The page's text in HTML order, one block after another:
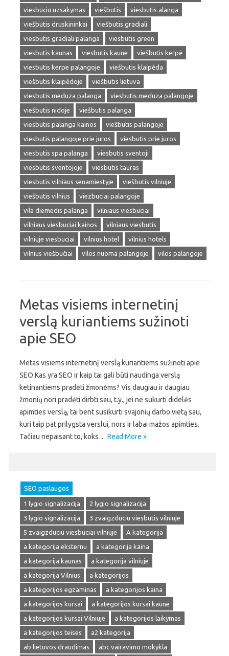
viesbuciu uzsakymas
viešbutis
viesbutis alanga
viešbutis druskininkai
viešbutis gradiali
viesbutis gradiali palanga
viesbutis green
viesbutis kaunas
viesbutis kaune
viešbutis kerpė
viesbutis kerpe palangoje
viešbutis klaipėda
viešbutis klaipėdoje
viešbutis lietuva
viesbutis meduza palanga
viesbutis meduza palangoje
viešbutis nidoje
viešbutis palanga
viesbutis palanga kainos
viešbutis palangoje
viesbutis palangoje prie juros
viesbutis prie juros
viesbutis spa palanga
viesbutis sventoji
viesbutis sventojoje
viesbutis tauras
viesbutis vilniaus senamiestyje
viešbutis vilniuje
viešbutis vilnius
viezbuciai palangoje
vila diemedis palanga
vilniaus viesbuciai
vilniaus viesbuciai kainos
vilniaus viesbutis
vilniuje viesbuciai
vilnius hotel
vilnius hotels
vilnius viešbučiai
vilos nuoma palangoje vilos palangoje
Metas visiems internetinį
verslą kuriantiems sužinoti
apie SEO
Metas visiems internetinį verslą kuriantiems sužinoti apie
SEO Kas yra SEO ir kaip tai gali būti naudinga verslą
ketinantiems pradėti žmonėms? Vis daugiau ir daugiau
žmonių nori pradėti dirbti sau, t.y., jei ne sukurti didelės
apimties verslą, tai bent susikurti svajonių darbo vietą sau,
kuri taip pat prilygsta verslui, nors ir labai mažos apimties.
Tačiau nepaisant to, koks… Read More »
SEO paslaugos
1 lygio signalizacija
2 lygio signalizacija
3 lygio signalizacija
3 zvaigzduciu viesbutis vilniuje
5 zvaigzduciu viesbuciai vilniuje
A kategorija
a kategorija eksternu
a kategorija kaina
a kategorija kaunas
a kategorija vilniuje
a kategorija Vilnius
a kategorijos
a kategorijos egzaminas
a kategorijos kaina
a kategorijos kursai
a kategorijos kursai kaune
a kategorijos kursai Vilniuje
a kategorijos laikymas
a kategorijos teises
a2 kategorija
ab lietuvos draudimas
abc vairavimo mokykla